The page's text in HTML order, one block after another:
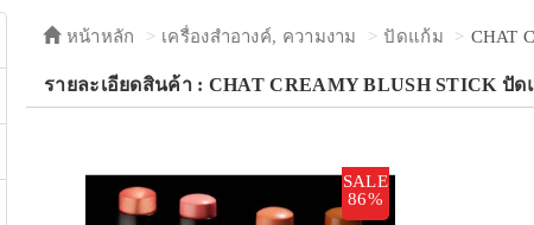
หน้าหลัก เครื่องสำอางค์, ความงาม ปัดแก้ม CHAT
รายละเอียดสินค้า : CHAT CREAMY BLUSH STICK
SALE
86%